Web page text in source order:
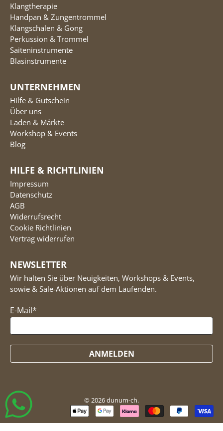
Klangtherapie
Handpan & Zungentrommel
Klangschalen & Gong
Perkussion & Trommel
Saiteninstrumente
Blasinstrumente
UNTERNEHMEN
Hilfe & Gutschein
Über uns
Laden & Märkte
Workshop & Events
Blog
HILFE & RICHTLINIEN
Impressum
Datenschutz
AGB
Widerrufsrecht
Cookie Richtlinien
Vertrag widerrufen
NEWSLETTER
Wir halten Sie über Neuigkeiten, Workshops & Events,
sowie & Sale-Aktionen auf dem Laufenden.
E-Mail*
ANMELDEN
© 2026dunum-ch.